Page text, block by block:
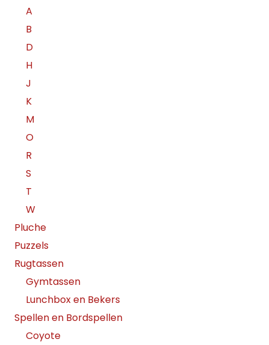
A
B
D
H
J
K
M
O
R
S
T
W
Pluche
Puzzels
Rugtassen
Gymtassen
Lunchbox en Bekers
Spellen en Bordspellen
Coyote